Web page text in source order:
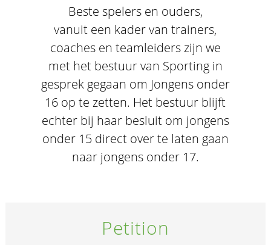
Beste spelers en ouders,
vanuit een kader van trainers,
coaches en teamleiders zijn we
met het bestuur van Sporting in
gesprek gegaan om Jongens onder
16 op te zetten. Het bestuur blijft
echter bij haar besluit om jongens
onder 15 direct over te laten gaan
naar jongens onder 17.
Petition